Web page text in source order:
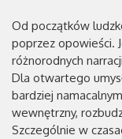
Od początków
poprzez opowieści.
różnorodnych
Dla otwartego
bardziej
wewnętrzny,
Szczególnie w